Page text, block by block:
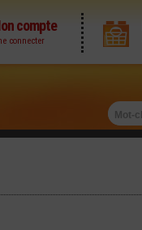
compte
connecter